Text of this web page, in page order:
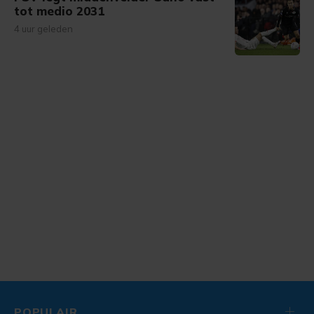
tot medio 2031
4 uur geleden